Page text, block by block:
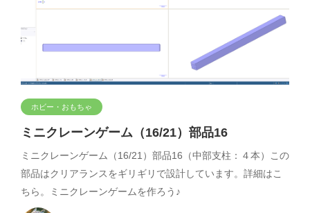
ホビー・おもちゃ
ミニクレーンゲーム（16/21）部品16
ミニクレーンゲーム（16/21）部品16（中部支柱：４本）この
部品はクリアランスをギリギリで設計しています。詳細はこ
ちら。ミニクレーンゲームを作ろう♪